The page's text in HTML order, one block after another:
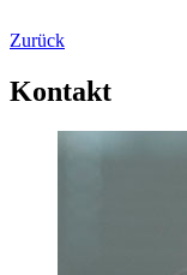
Zurück
Kontakt